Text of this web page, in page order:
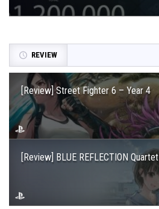
REVIEW
[Review] Street Fighter 6 – Year 4
[Review] BLUE REFLECTION Quartet